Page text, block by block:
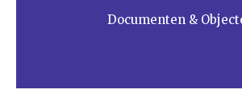
Documenten &